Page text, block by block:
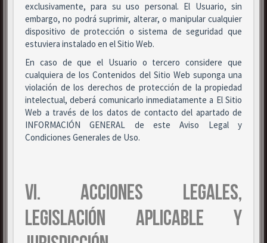
exclusivamente, para su uso personal. El Usuario, sin
embargo, no podrá suprimir, alterar, o manipular cualquier
dispositivo de protección o sistema de seguridad que
estuviera instalado en el Sitio Web.
En caso de que el Usuario o tercero considere que
cualquiera de los Contenidos del Sitio Web suponga una
violación de los derechos de protección de la propiedad
intelectual, deberá comunicarlo inmediatamente a El Sitio
Web a través de los datos de contacto del apartado de
INFORMACIÓN GENERAL de este Aviso Legal y
Condiciones Generales de Uso.
VI. ACCIONES LEGALES,
LEGISLACIÓN APLICABLE Y